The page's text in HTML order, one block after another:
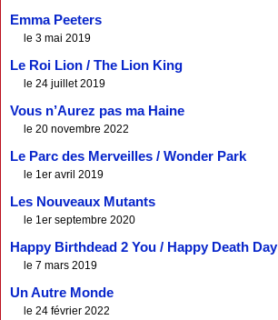
Emma Peeters
le 3 mai 2019
Le Roi Lion / The Lion King
le 24 juillet 2019
Vous n’Aurez pas ma Haine
le 20 novembre 2022
Le Parc des Merveilles / Wonder Park
le 1er avril 2019
Les Nouveaux Mutants
le 1er septembre 2020
Happy Birthdead 2 You / Happy Death Day
le 7 mars 2019
Un Autre Monde
le 24 février 2022